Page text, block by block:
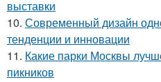
выставки
10. Современный дизайн
тенденции и инновации
11. Какие парки Москвы
пикников